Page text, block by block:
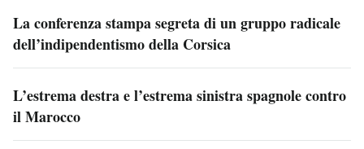
La conferenza stampa segreta di un gruppo radicale
dell’indipendentismo della Corsica
L’estrema destra e l’estrema sinistra spagnole contro
il Marocco